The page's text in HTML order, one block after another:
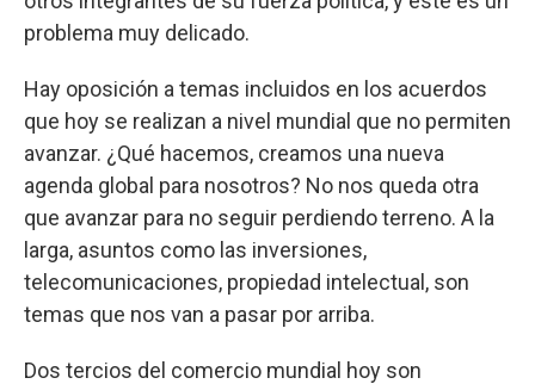
problema muy delicado.
Hay oposición a temas incluidos en los acuerdos
que hoy se realizan a nivel mundial que no permiten
avanzar. ¿Qué hacemos, creamos una nueva
agenda global para nosotros? No nos queda otra
que avanzar para no seguir perdiendo terreno. A la
larga, asuntos como las inversiones,
telecomunicaciones, propiedad intelectual, son
temas que nos van a pasar por arriba.
Dos tercios del comercio mundial hoy son